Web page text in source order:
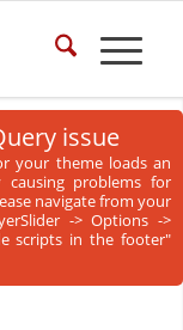
issue
your theme loads an
problems for
navigate from your
-> Options ->
scripts in the footer"